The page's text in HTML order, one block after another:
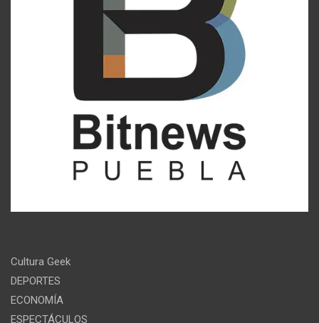
Cultura Geek
DEPORTES
ECONOMÍA
ESPECTÁCULOS